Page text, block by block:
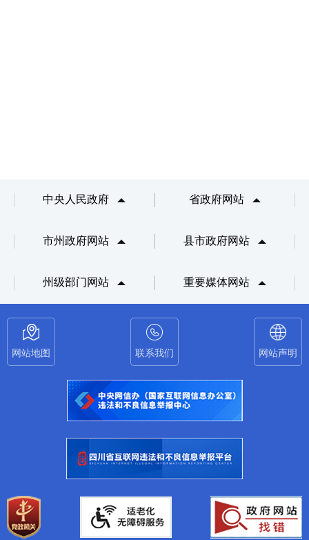
中央人民政府 省政府网站
市州政府网站 县市政府网站
州级部门网站 重要媒体网站
网站地图 联系我们 网站声明